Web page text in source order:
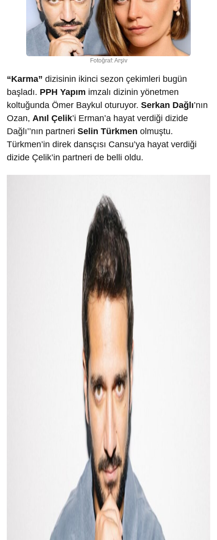
Fotoğraf: Arşiv
“Karma” dizisinin ikinci sezon çekimleri bugün
başladı. PPH Yapım imzalı dizinin yönetmen
koltuğunda Ömer Baykul oturuyor. Serkan Dağlı’nın
Ozan, Anıl Çelik’i Erman’a hayat verdiği dizide
Dağlı’’nın partneri Selin Türkmen olmuştu.
Türkmen’in direk dansçısı Cansu’ya hayat verdiği
dizide Çelik’in partneri de belli oldu.